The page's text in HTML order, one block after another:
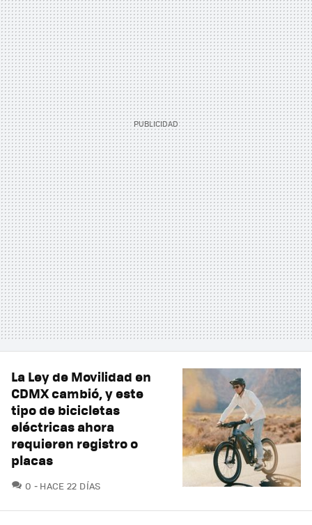
La Ley de Movilidad en
CDMX cambió, y este
tipo de bicicletas
eléctricas ahora
requieren registro o
placas
0 COMENTARIOS
HACE 22 DÍAS